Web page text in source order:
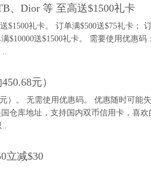
、Dior 等 至高送$1500礼卡
$1500礼卡。 订单满$500送$75礼卡；
$10000送$1500礼卡。 需要使用优惠码
..
元）
）。 无需使用优惠码。 优惠随时可能
仓库地址，支持国内双币信用卡，喜
..
立减$30